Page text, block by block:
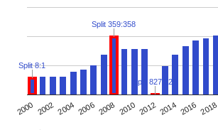
2000 2002 2004 2006 2008 2010 2012 2014 2016 2018
Split 8:1
Split 359:358
Split 827:825